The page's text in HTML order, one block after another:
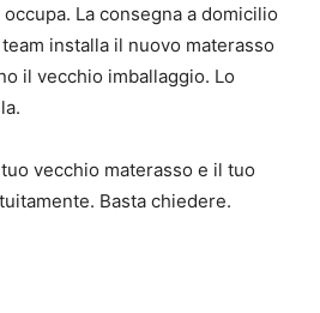
La consegna a domicilio
installa il nuovo materasso
il vecchio imballaggio. Lo
vecchio materasso e il tuo
Basta chiedere.